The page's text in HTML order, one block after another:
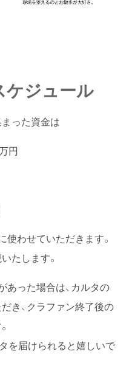
ケジュール
った資金は
円
使わせていただきます。
たします。
あった場合は、カルタの
き、クラファン終了後の
を届けられると嬉しいで